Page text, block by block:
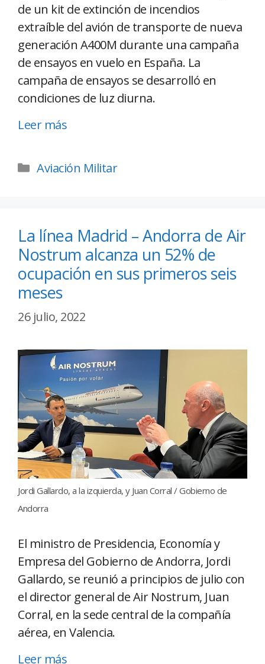
de un kit de extinción de incendios
extraíble del avión de transporte de nueva
generación A400M durante una campaña
de ensayos en vuelo en España. La
campaña de ensayos se desarrolló en
condiciones de luz diurna.
Leer más
Aviación Militar
La línea Madrid – Andorra de Air
Nostrum alcanza un 52% de
ocupación en sus primeros seis
meses
26 julio, 2022
Jordi Gallardo, a la izquierda, y Juan Corral / Gobierno de
Andorra
El ministro de Presidencia, Economía y
Empresa del Gobierno de Andorra, Jordi
Gallardo, se reunió a principios de julio con
el director general de Air Nostrum, Juan
Corral, en la sede central de la compañía
aérea, en Valencia.
Leer más